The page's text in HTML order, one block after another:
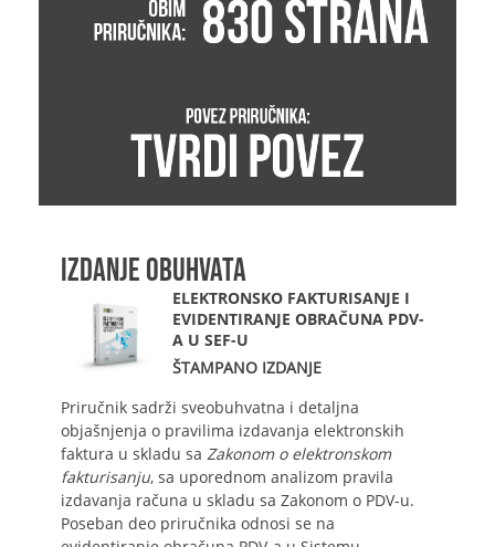
IZDANJE OBUHVATA
ELEKTRONSKO FAKTURISANJE I
EVIDENTIRANJE OBRAČUNA PDV-
A U SEF-U
ŠTAMPANO IZDANJE
Priručnik sadrži sveobuhvatna i detaljna
objašnjenja o pravilima izdavanja elektronskih
faktura u skladu sa Zakonom o elektronskom
fakturisanju, sa uporednom analizom pravila
izdavanja računa u skladu sa Zakonom o PDV-u.
Poseban deo priručnika odnosi se na